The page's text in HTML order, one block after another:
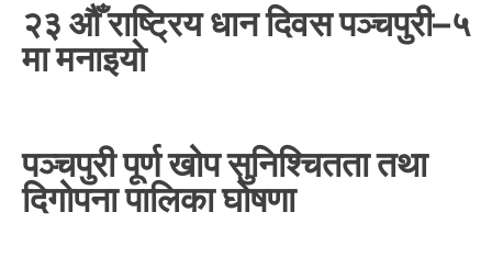
२३ औँ राष्ट्रिय धान दिवस पञ्चपुरी–५
मा मनाइयाे
पञ्चपुरी पूर्ण खोप सुनिश्चितता तथा
दिगोपना पालिका घोषणा